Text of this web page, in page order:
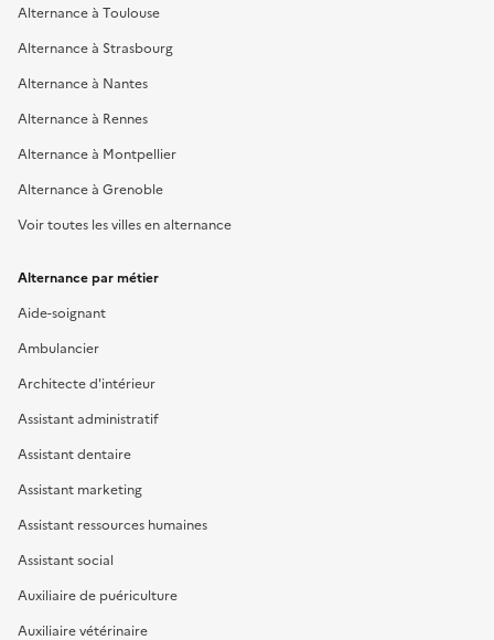
Alternance à Toulouse
Alternance à Strasbourg
Alternance à Nantes
Alternance à Rennes
Alternance à Montpellier
Alternance à Grenoble
Voir toutes les villes en alternance
Alternance par métier
Aide-soignant
Ambulancier
Architecte d'intérieur
Assistant administratif
Assistant dentaire
Assistant marketing
Assistant ressources humaines
Assistant social
Auxiliaire de puériculture
Auxiliaire vétérinaire